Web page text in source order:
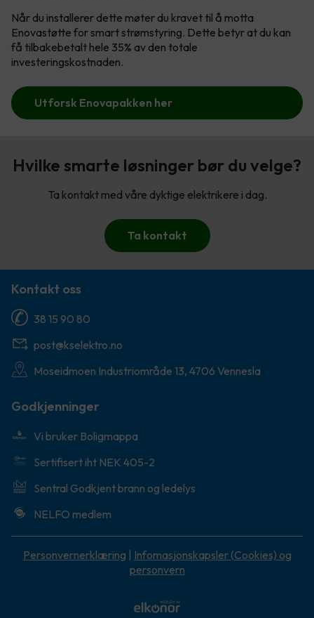
Når du installerer dette møter du kravet til å motta
Enovastøtte for smart strømstyring. Dette betyr at du kan
få tilbakebetalt hele 35% av den totale
investeringskostnaden.
Utforsk Enovapakken her
Hvilke smarte løsninger bør du velge?
Ta kontakt med våre dyktige elektrikere i dag.
Ta kontakt
Kontakt oss
38 15 90 80
post@kselektro.no
Moseidmoen Industriområde 13, 4706 Vennesla
Godkjenninger
Vi bruker Boligmappa
Sertifisert iht NEK 405-2
Sentral Godkjent brann og ledelys
NELFO medlem
Personvernerklæring
Infomasjonskapsler (Cookies) og
personvern